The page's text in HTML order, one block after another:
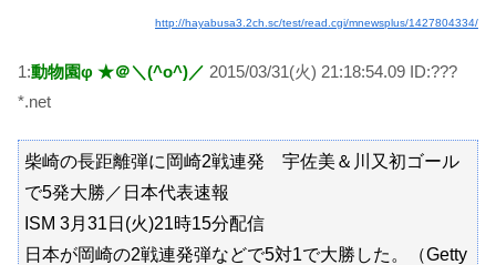
http://hayabusa3.2ch.sc/test/read.cgi/mnewsplus/1427804334/
1:動物園φ ★＠＼(^o^)／ 2015/03/31(火) 21:18:54.09 ID:???
*.net
柴崎の長距離弾に岡崎2戦連発 宇佐美＆川又初ゴール
で5発大勝／日本代表速報
ISM 3月31日(火)21時15分配信
日本が岡崎の2戦連発弾などで5対1で大勝した。（Getty